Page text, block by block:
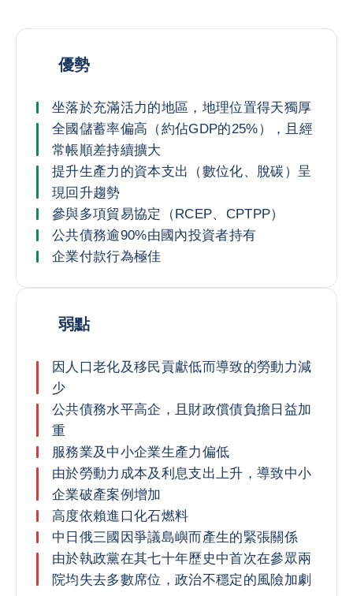
優勢
坐落於充滿活力的地區，地理位置得天獨厚
全國儲蓄率偏高（約佔GDP的25%），且經
常帳順差持續擴大
提升生產力的資本支出（數位化、脫碳）呈
現回升趨勢
參與多項貿易協定（RCEP、CPTPP）
公共債務逾90%由國內投資者持有
企業付款行為極佳
弱點
因人口老化及移民貢獻低而導致的勞動力減
少
公共債務水平高企，且財政償債負擔日益加
重
服務業及中小企業生產力偏低
由於勞動力成本及利息支出上升，導致中小
企業破產案例增加
高度依賴進口化石燃料
中日俄三國因爭議島嶼而產生的緊張關係
由於執政黨在其七十年歷史中首次在參眾兩
院均失去多數席位，政治不穩定的風險加劇